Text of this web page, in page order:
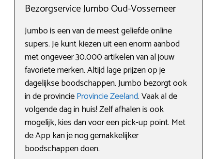
Bezorgservice Jumbo Oud-Vossemeer
Jumbo is een van de meest geliefde online
supers. Je kunt kiezen uit een enorm aanbod
met ongeveer 30.000 artikelen van al jouw
favoriete merken. Altijd lage prijzen op je
dagelijkse boodschappen. Jumbo bezorgt ook
in de provincieProvincie Zeeland. Vaak al de
volgende dag in huis! Zelf afhalen is ook
mogelijk, kies dan voor een pick-up point. Met
de App kan je nog gemakkelijker
boodschappen doen.